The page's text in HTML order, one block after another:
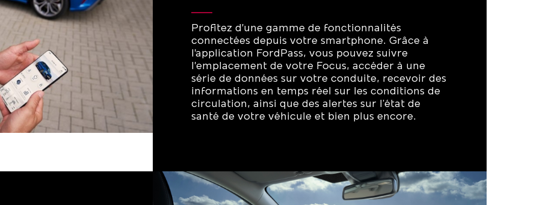
Profitez d’une gamme de fonctionnalités
connectées depuis votre smartphone. Grâce à
l’application FordPass, vous pouvez suivre
l’emplacement de votre Focus, accéder à une
série de données sur votre conduite, recevoir des
informations en temps réel sur les conditions de
circulation, ainsi que des alertes sur l'état de
santé de votre véhicule et bien plus encore.